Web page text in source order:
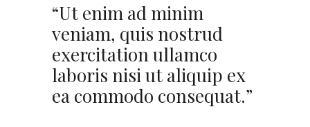
“Ut enim ad minim
veniam, quis nostrud
exercitation ullamco
laboris nisi ut aliquip ex
ea commodo consequat.”